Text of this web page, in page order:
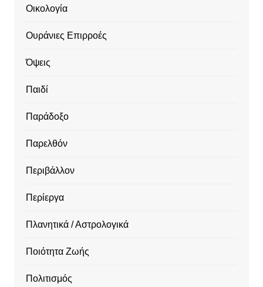
Οικολογία
Ουράνιες Επιρροές
Όψεις
Παιδί
Παράδοξο
Παρελθόν
Περιβάλλον
Περίεργα
Πλανητικά / Αστρολογικά
Ποιότητα Ζωής
Πολιτισμός